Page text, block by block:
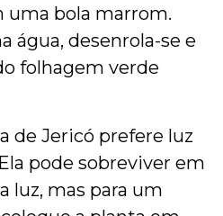
uma bola marrom.
água, desenrola-se e
folhagem verde
de Jericó prefere luz
pode sobreviver em
luz, mas para um